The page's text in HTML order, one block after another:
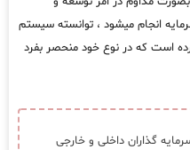
انجام میشود ، توانسته سیستم
است که در نوع خود منحصر بفرد
جمعی از سرمایه گذاران داخلی و خارجی